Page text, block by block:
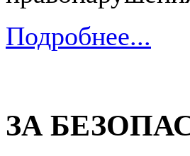
Подробнее...
ЗА